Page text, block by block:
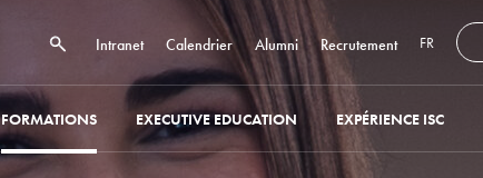
Intranet Calendrier Alumni Recrutement FR
FORMATIONS EXECUTIVE EDUCATION EXPÉRIENCE ISC